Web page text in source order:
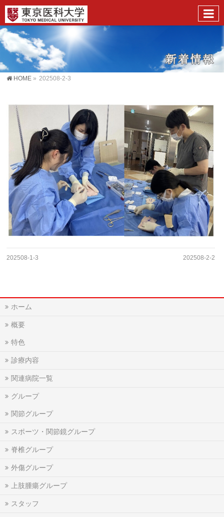
HOME » 202508-2-3
202508-1-3 202508-2-2
ホーム
概要
特色
診療内容
関連病院一覧
グループ
関節グループ
スポーツ・関節鏡グループ
脊椎グループ
外傷グループ
上肢腫瘍グループ
スタッフ